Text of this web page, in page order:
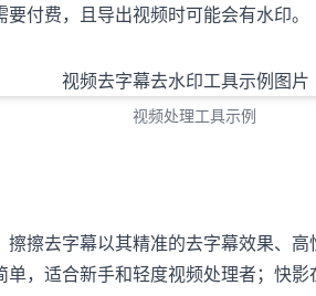
付费，且导出视频时可能会有水印。
视频处理工具示例
擦去字幕以其精准的去字幕效果、
，适合新手和轻度视频处理者；快影